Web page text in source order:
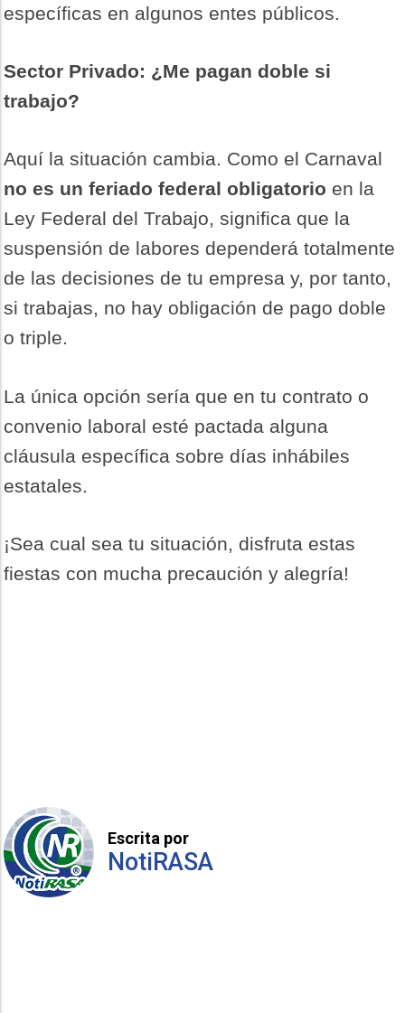
específicas en algunos entes públicos.
Sector Privado: ¿Me pagan doble si
trabajo?
Aquí la situación cambia. Como el Carnaval
no es un feriado federal obligatorio en la
Ley Federal del Trabajo, significa que la
suspensión de labores dependerá totalmente
de las decisiones de tu empresa y, por tanto,
si trabajas, no hay obligación de pago doble
o triple.
La única opción sería que en tu contrato o
convenio laboral esté pactada alguna
cláusula específica sobre días inhábiles
estatales.
¡Sea cual sea tu situación, disfruta estas
fiestas con mucha precaución y alegría!
Escrita por
NotiRASA